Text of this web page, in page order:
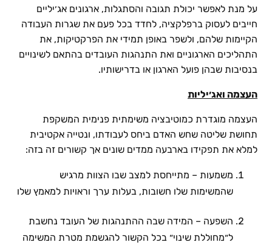
על מנת לאפשר יכולת תגובה והסתגלות, ארגונים אג׳יליים
חייבים לעסוק ברפלקציה, לחדד בכל פעם את שגרות העבודה
הקיימות שלהם, ולשפר באופן תמידי את הפרקטיקות, את
התהליכים הארגוניים ואת התנהגות העובדים בהתאם לשינויים
בנסיבות שבהן פועל הארגון או בדרישותיו.
העצמה ואג׳יליות
העצמה מוגדרת כמוטיבציה משימתית פנימית המשקפת
תחושת שליטה שחש האדם ביחס לעבודתו, ונטייה אקטיבית
למלא את תפקידו בארבעה ממדים שונים אך קשורים זה בזה:
משמעות – מתייחסת למצב שבו הצוות מרגיש
שהמשימות שלו חשובות, בעלות ערך וראויות למאמץ שלו
השפעה – המידה שבה ההתנהגות של העובד נחשבת
ל״מחוללת שינוי״ בכל הקשור להגשמת מטרת המשימה